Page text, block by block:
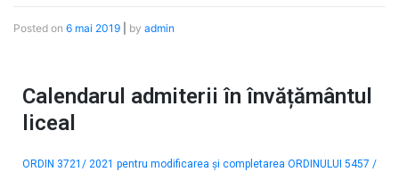
Posted on 6 mai 2019 by admin
Calendarul admiterii în învățământul
liceal
ORDIN 3721/ 2021 pentru modificarea și completarea ORDINULUI 5457 /